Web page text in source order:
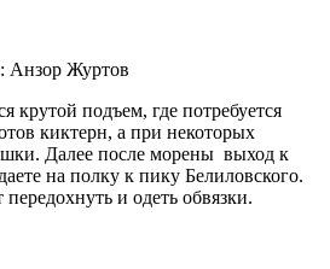
Анзор Журтов
крутой подъем, где потребуется
киктерн, а при некоторых
Далее после морены выход к
на полку к пику Белиловского.
и одеть обвязки.